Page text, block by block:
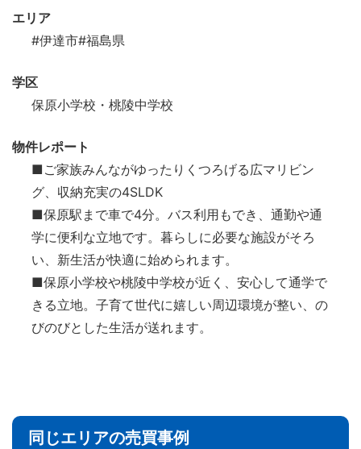
エリア
#伊達市#福島県
学区
保原小学校・桃陵中学校
物件レポート
■ご家族みんながゆったりくつろげる広マリビン
グ、収納充実の4SLDK
■保原駅まで車で4分。バス利用もでき、通勤や通
学に便利な立地です。暮らしに必要な施設がそろ
い、新生活が快適に始められます。
■保原小学校や桃陵中学校が近く、安心して通学で
きる立地。子育て世代に嬉しい周辺環境が整い、の
びのびとした生活が送れます。
同じエリアの売買事例